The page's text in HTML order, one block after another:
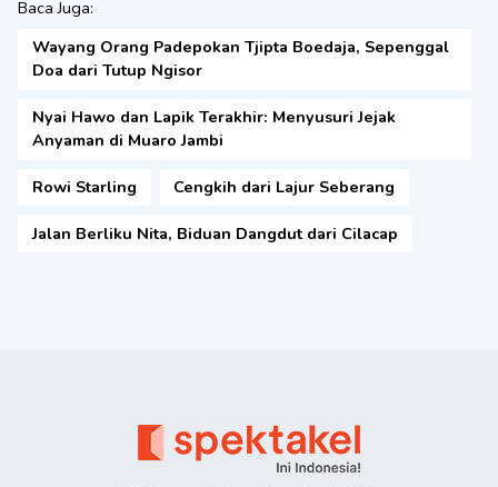
Baca Juga:
Wayang Orang Padepokan Tjipta Boedaja, Sepenggal
Doa dari Tutup Ngisor
Nyai Hawo dan Lapik Terakhir: Menyusuri Jejak
Anyaman di Muaro Jambi
Rowi Starling Cengkih dari Lajur Seberang
Jalan Berliku Nita, Biduan Dangdut dari Cilacap